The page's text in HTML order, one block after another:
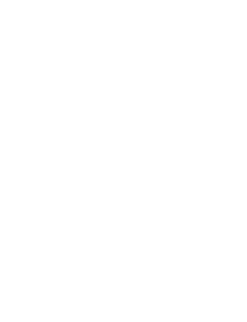
させていただ
了承ください。
作成されるも
ご了承くださ
機器販売店・
りません。
です。
ず変更すること
1000ppm以下、
下、フタル酸ジブチ
) : 1000ppm、
、
貨物等」とい
可)を取得する
れらの製造装